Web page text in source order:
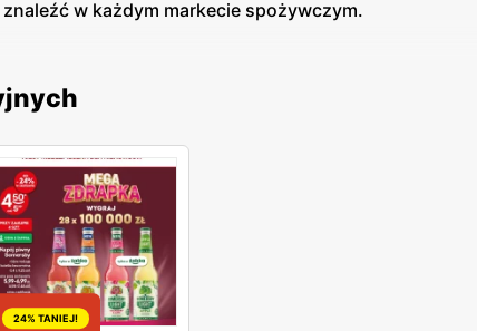
w każdym markecie spożywczym.
24% TANIEJ!